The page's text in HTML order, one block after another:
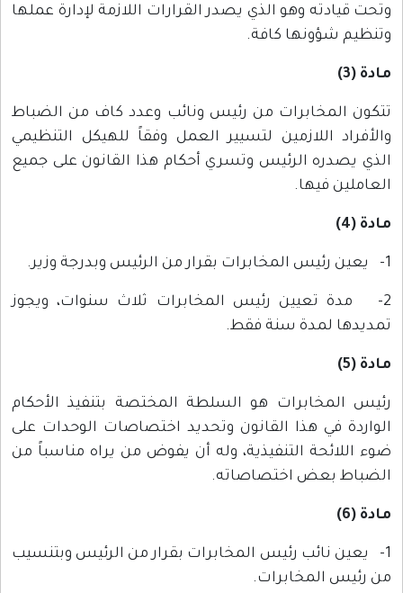
وتحت قيادته وهو الذي يصدر القرارات اللازمة لإدارة عملها
وتنظيم شؤونها كافة.
مادة (3)
تتكون المخابرات من رئيس ونائب وعدد كاف من الضباط
والأفراد اللازمين لتسيير العمل وفقاً للهيكل التنظيمي
الذي يصدره الرئيس وتسري أحكام هذا القانون على جميع
العاملين فيها.
مادة (4)
1- يعين رئيس المخابرات بقرار من الرئيس وبدرجة وزير.
2- مدة تعيين رئيس المخابرات ثلاث سنوات، ويجوز
تمديدها لمدة سنة فقط.
مادة (5)
رئيس المخابرات هو السلطة المختصة بتنفيذ الأحكام
الواردة في هذا القانون وتحديد اختصاصات الوحدات على
ضوء اللائحة التنفيذية، وله أن يفوض من يراه مناسباً من
الضباط بعض اختصاصاته.
مادة (6)
1- يعين نائب رئيس المخابرات بقرار من الرئيس وبتنسيب
من رئيس المخابرات.